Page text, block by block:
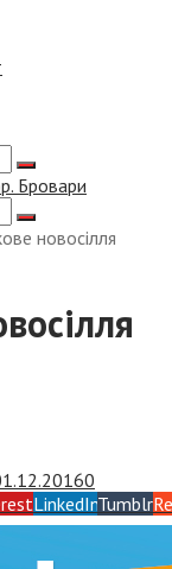
новосілля
0
LinkedInTumblr